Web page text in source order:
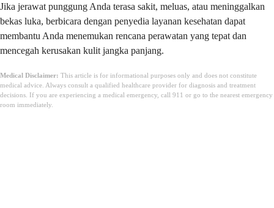
Jika jerawat punggung Anda terasa sakit, meluas, atau meninggalkan
bekas luka, berbicara dengan penyedia layanan kesehatan dapat
membantu Anda menemukan rencana perawatan yang tepat dan
mencegah kerusakan kulit jangka panjang.
Medical Disclaimer: This article is for informational purposes only and does not constitute
medical advice. Always consult a qualified healthcare provider for diagnosis and treatment
decisions. If you are experiencing a medical emergency, call 911 or go to the nearest emergency
room immediately.